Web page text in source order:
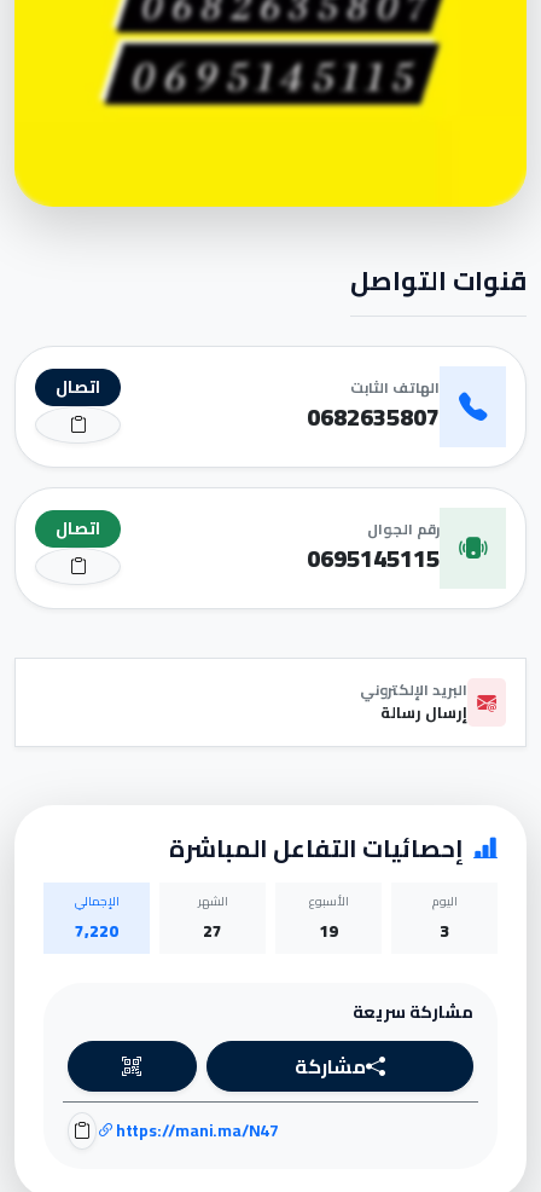
قنوات التواصل
الهاتف الثابت
0682635807
اتصال
رقم الجوال
0695145115
اتصال
البريد الإلكتروني
إرسال رسالة
إحصائيات التفاعل المباشرة
اليوم
3
الأسبوع
19
الشهر
27
الإجمالي
7,220
مشاركة سريعة
مشاركة
https://mani.ma/N47